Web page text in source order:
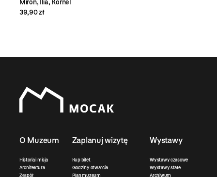
Miron, Ilia, Kornel
39,90 zł
O Muzeum
Historia i misja
Architektura
Zespół
Zaplanuj wizytę
Kup bilet
Godziny otwarcia
Plan muzeum
Wystawy
Wystawy czasowe
Wystawy stałe
Archiwum